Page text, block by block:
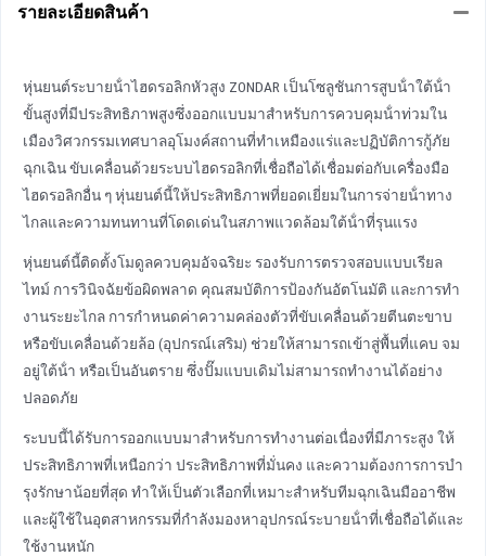
รายละเอียดสินค้า
หุ่นยนต์ระบายน้ําไฮดรอลิกหัวสูง ZONDAR เป็นโซลูชันการสูบน้ําใต้น้ํา
ขั้นสูงที่มีประสิทธิภาพสูงซึ่งออกแบบมาสําหรับการควบคุมน้ําท่วมใน
เมืองวิศวกรรมเทศบาลอุโมงค์สถานที่ทําเหมืองแร่และปฏิบัติการกู้ภัย
ฉุกเฉิน ขับเคลื่อนด้วยระบบไฮดรอลิกที่เชื่อถือได้เชื่อมต่อกับเครื่องมือ
ไฮดรอลิกอื่น ๆ หุ่นยนต์นี้ให้ประสิทธิภาพที่ยอดเยี่ยมในการจ่ายน้ําทาง
ไกลและความทนทานที่โดดเด่นในสภาพแวดล้อมใต้น้ําที่รุนแรง
หุ่นยนต์นี้ติดตั้งโมดูลควบคุมอัจฉริยะ รองรับการตรวจสอบแบบเรียล
ไทม์ การวินิจฉัยข้อผิดพลาด คุณสมบัติการป้องกันอัตโนมัติ และการทํา
งานระยะไกล การกําหนดค่าความคล่องตัวที่ขับเคลื่อนด้วยตีนตะขาบ
หรือขับเคลื่อนด้วยล้อ (อุปกรณ์เสริม) ช่วยให้สามารถเข้าสู่พื้นที่แคบ จม
อยู่ใต้น้ํา หรือเป็นอันตราย ซึ่งปั๊มแบบเดิมไม่สามารถทํางานได้อย่าง
ปลอดภัย
ระบบนี้ได้รับการออกแบบมาสําหรับการทํางานต่อเนื่องที่มีภาระสูง ให้
ประสิทธิภาพที่เหนือกว่า ประสิทธิภาพที่มั่นคง และความต้องการการบํา
รุงรักษาน้อยที่สุด ทําให้เป็นตัวเลือกที่เหมาะสําหรับทีมฉุกเฉินมืออาชีพ
และผู้ใช้ในอุตสาหกรรมที่กําลังมองหาอุปกรณ์ระบายน้ําที่เชื่อถือได้และ
ใช้งานหนัก